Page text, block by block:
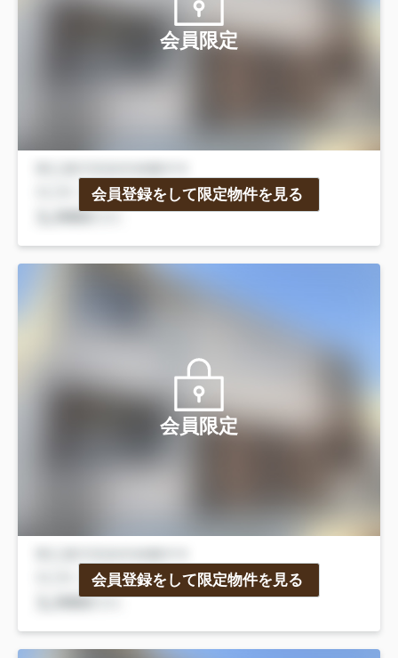
会員限定
会員登録をして限定物件を見る
会員限定
会員登録をして限定物件を見る